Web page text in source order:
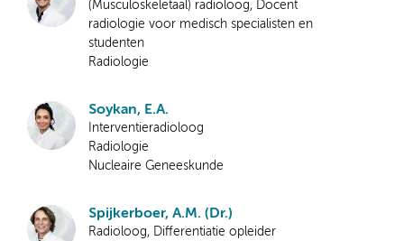
(Musculoskeletaal) radioloog, Docent
radiologie voor medisch specialisten en
studenten
Radiologie
Soykan, E.A.
Interventieradioloog
Radiologie
Nucleaire Geneeskunde
Spijkerboer, A.M. (Dr.)
Radioloog, Differentiatie opleider